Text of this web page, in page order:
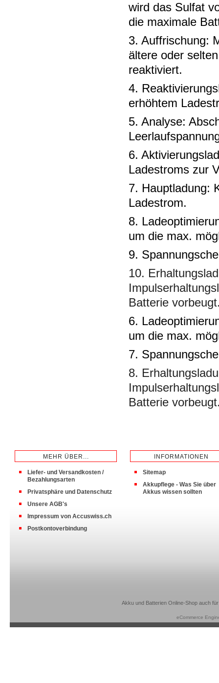
wird das Sulfat
die maximale
3. Auffrischung:
ältere oder
reaktiviert.
4.
erhöhtem
5. Analyse:
6.
Ladestroms zur
7. Hauptladung:
Ladestrom.
8.
um die max.
9.
10.
Batterie
6.
um die max.
7.
8.
Batterie
MEHR ÜBER...
Liefer- und Versandkosten /
Bezahlungsarten
Privatsphäre und Datenschutz
Unsere AGB's
Impressum von Accuswiss.ch
Postkontoverbindung
INFORMATIONEN
Sitemap
Akkupflege - Was Sie über
Akkus wissen sollten
Akku und Batterien Online-Shop auch
eCommerce